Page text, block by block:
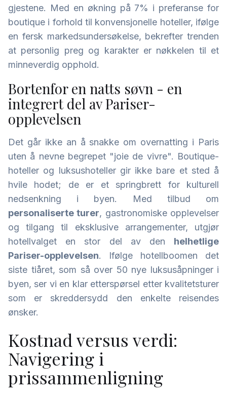
gjestene. Med en økning på 7% i preferanse for
boutique i forhold til konvensjonelle hoteller, ifølge
en fersk markedsundersøkelse, bekrefter trenden
at personlig preg og karakter er nøkkelen til et
minneverdig opphold.
Bortenfor en natts søvn - en
integrert del av Pariser-
opplevelsen
Det går ikke an å snakke om overnatting i Paris
uten å nevne begrepet "joie de vivre". Boutique-
hoteller og luksushoteller gir ikke bare et sted å
hvile hodet; de er et springbrett for kulturell
nedsenkning i byen. Med tilbud om
personaliserte turer, gastronomiske opplevelser
og tilgang til eksklusive arrangementer, utgjør
hotellvalget en stor del av den helhetlige
Pariser-opplevelsen. Ifølge hotellboomen det
siste tiåret, som så over 50 nye luksusåpninger i
byen, ser vi en klar etterspørsel etter kvalitetsturer
som er skreddersydd den enkelte reisendes
ønsker.
Kostnad versus verdi:
Navigering i
prissammenligning